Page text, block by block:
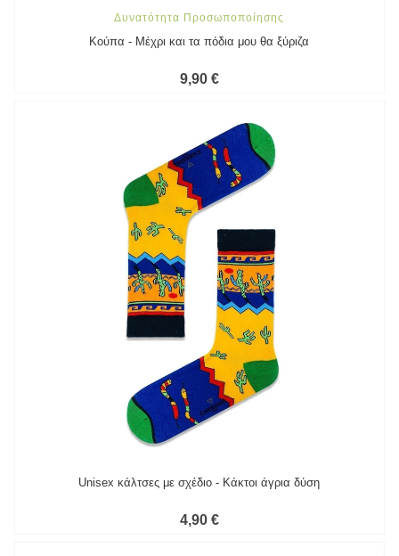
Δυνατότητα Προσωποποίησης
Κούπα - Μέχρι και τα πόδια μου θα ξύριζα
9,90 €
Unisex κάλτσες με σχέδιο - Κάκτοι άγρια δύση
4,90 €